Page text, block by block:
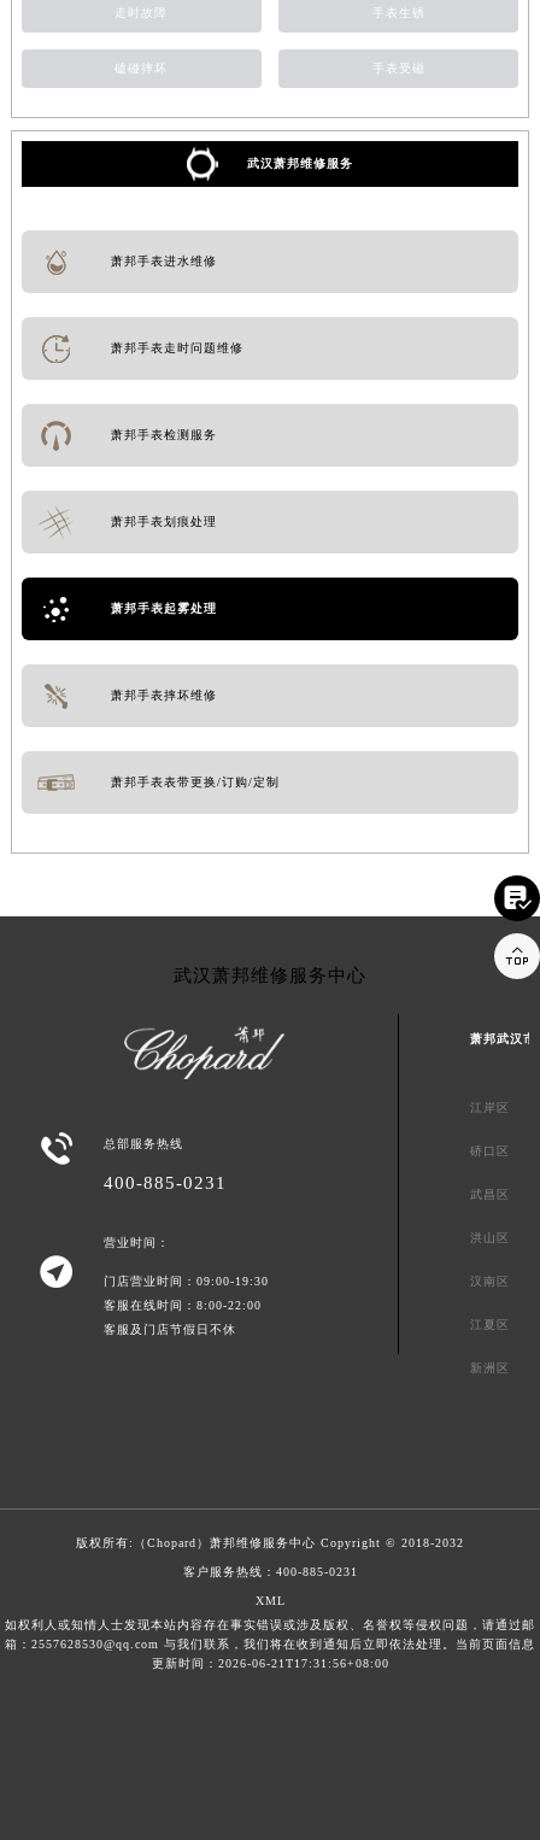
走时故障 手表生锈
磕碰摔坏 手表受磁
武汉萧邦维修服务
萧邦手表进水维修
萧邦手表走时问题维修
萧邦手表检测服务
萧邦手表划痕处理
萧邦手表起雾处理
萧邦手表摔坏维修
萧邦手表表带更换/订购/定制
武汉萧邦维修服务中心
 总部服务热线
400-885-0231

营业时间：
门店营业时间：09:00-19:30
客服在线时间：8:00-22:00
客服及门店节假日不休
萧邦武汉市
江岸区
硚口区
武昌区
洪山区
汉南区
江夏区
新洲区
版权所有:（Chopard） 萧邦维修服务中心 Copyright © 2018-2032
客户服务热线： 400-885-0231
XML
如权利人或知情人士发现本站内容存在事实错误或涉及版权、名誉权等侵权问题，请通过邮
箱：2557628530@qq.com 与我们联系，我们将在收到通知后立即依法处理。当前页面信息
更新时间：2026-06-21T17:31:56+08:00

